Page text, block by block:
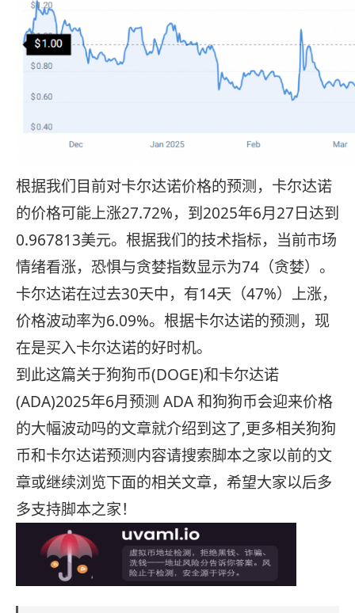
根据我们目前对卡尔达诺价格的预测，卡尔达诺
的价格可能上涨27.72%，到2025年6月27日达到
0.967813美元。根据我们的技术指标，当前市场
情绪看涨，恐惧与贪婪指数显示为74（贪婪）。
卡尔达诺在过去30天中，有14天（47%）上涨，
价格波动率为6.09%。根据卡尔达诺的预测，现
在是买入卡尔达诺的好时机。
到此这篇关于狗狗币(DOGE)和卡尔达诺
(ADA)2025年6月预测 ADA 和狗狗币会迎来价格
的大幅波动吗的文章就介绍到这了,更多相关狗狗
币和卡尔达诺预测内容请搜索脚本之家以前的文
章或继续浏览下面的相关文章，希望大家以后多
多支持脚本之家！